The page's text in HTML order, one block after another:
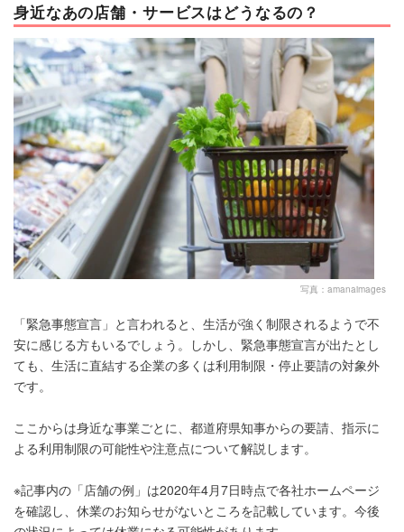
身近なあの店舗・サービスはどうなるの？
写真：amanaimages
「緊急事態宣言」と言われると、生活が強く制限されるようで不
安に感じる方もいるでしょう。しかし、緊急事態宣言が出たとし
ても、生活に直結する企業の多くは利用制限・停止要請の対象外
です。
ここからは身近な事業ごとに、都道府県知事からの要請、指示に
よる利用制限の可能性や注意点について解説します。
※記事内の「店舗の例」は2020年4月7日時点で各社ホームページ
を確認し、休業のお知らせがないところを記載しています。今後